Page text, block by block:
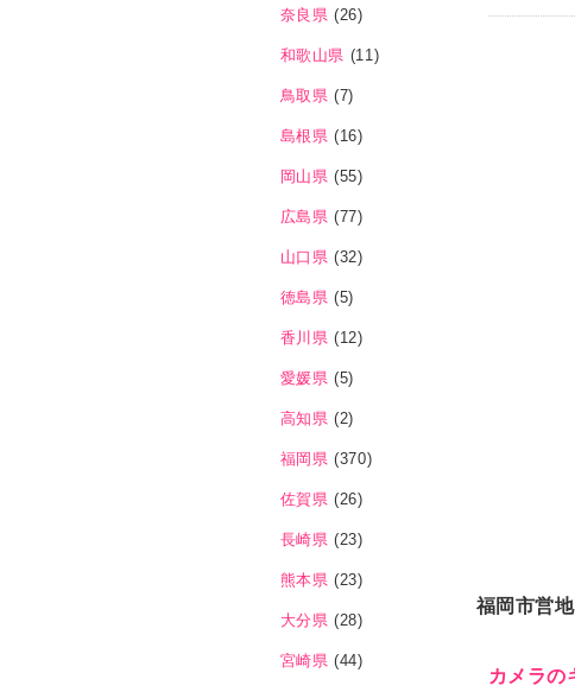
福岡市営
カメラの
奈良県 (26)
和歌山県 (11)
鳥取県 (7)
島根県 (16)
岡山県 (55)
広島県 (77)
山口県 (32)
徳島県 (5)
香川県 (12)
愛媛県 (5)
高知県 (2)
福岡県 (370)
佐賀県 (26)
長崎県 (23)
熊本県 (23)
大分県 (28)
宮崎県 (44)